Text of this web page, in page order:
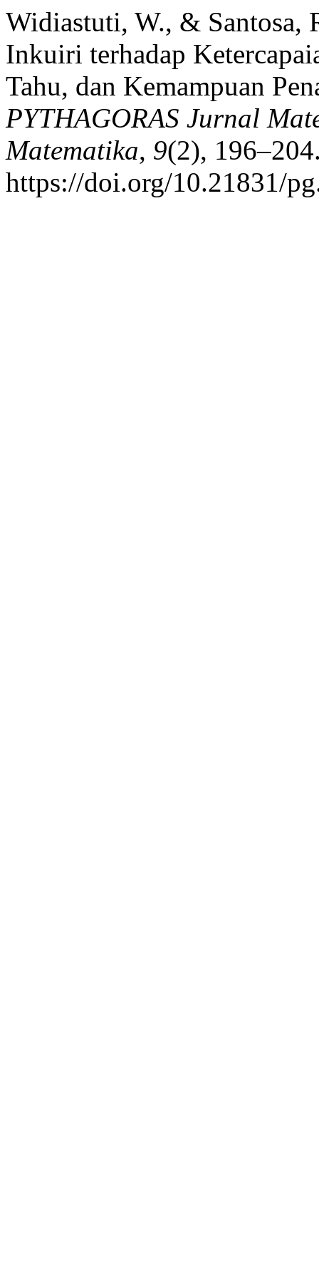
Widiastuti, W., & Santosa,
Inkuiri terhadap
Tahu, dan Kemampuan
PYTHAGORAS Jurnal
Matematika, 9(2),
https://doi.org/10.21831/